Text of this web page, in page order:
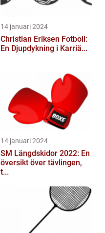
14 januari 2024
Christian Eriksen Fotboll:
En Djupdykning i Karriä...
14 januari 2024
SM Längdskidor 2022: En
översikt över tävlingen,
t...